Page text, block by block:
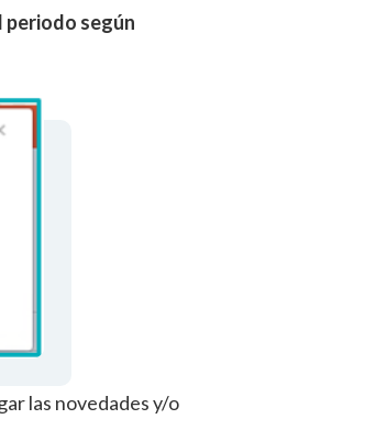
periodo según
las novedades y/o